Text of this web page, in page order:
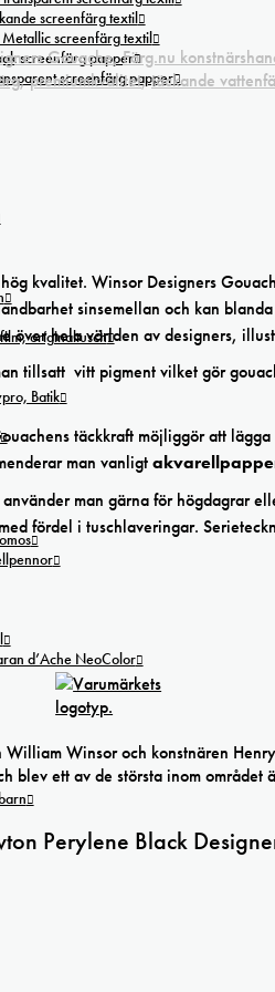
screenfärg textil
screenfärg textil
screenfärg papper
screenfärg papper
oríginaltusch
Batik
d’Ache NeoColor
Gouache,Färg.nu
,premiumkvalitet,täckande
kvalitet. Winsor Designers
sinsemellan och kan
över hela världen av designers,
tillsatt vitt pigment vilket gör
täckkraft möjliggör att
man vanligt
man gärna för högdagrar
fördel i tuschlaveringar.
Winsor och konstnären
blev ett av de största inom området
Perylene Black